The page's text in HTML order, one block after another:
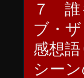
７
ブ・
感想
シーン